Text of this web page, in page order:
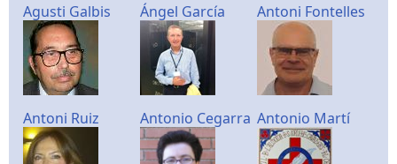
Agusti Galbis Ángel García Antoni Fontelles
Antoni Ruiz Antonio Cegarra Antonio Martí